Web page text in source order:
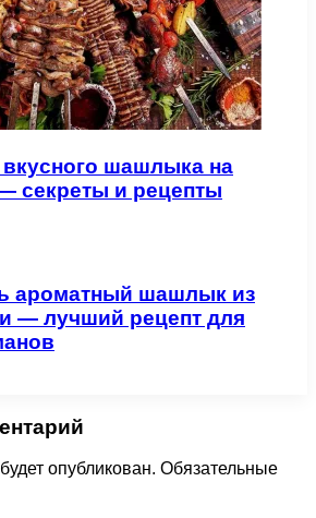
шашлыка на
секреты и рецепты
ароматный шашлык из
— лучший рецепт для
опубликован. Обязательные